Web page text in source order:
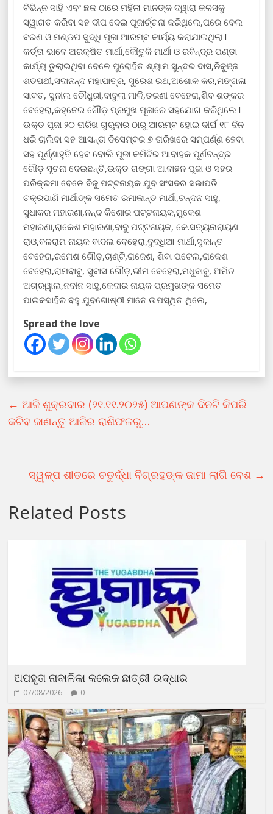
ବିଭିନ୍ନ ସାହି ଏବଂ ଛକ ଠାରେ ମହିଳା ମାନଙ୍କ ଦ୍ୱାରା କଳସକୁ
ସ୍ୱାଗତ କରିବା ସହ ଦୀପ ଦେଇ ପୂଜାର୍ଚ୍ଚନା କରିଥିଲେ,ପରେ ବେଲ
ବରଣ ଓ ମଣ୍ଡପ ସୁଦ୍ଧି ପୂଜା ଆରମ୍ବ କାର୍ଯ୍ୟ କରାଯାଇଥିଲା l
କର୍ତ୍ତା ଭାବେ ଅରକ୍ଷିତ ମାର୍ଥା,କୌତୁକି ମାର୍ଥା ଓ ରବିନ୍ଦ୍ର ପଣ୍ଡା
କାର୍ଯ୍ୟ ତୁଲାଇଥିବା ବେଳେ ପୁରୋହିତ ଶ୍ୟାମ ସୁନ୍ଦର ଦାସ,ନିକୁଞ୍ଜ
ଶତପଥୀ,ସଦାନନ୍ଦ ମହାପାତ୍ର, ସୁରେଶ ରଥ,ଅଶୋକ କର,ମଙ୍ଗଳା
ସାବତ, ସୁନୀଲ ଚୌଧୁରୀ,ବାବୁଲା ମାଳି,ତରଣୀ ବେହେରା,ଶିବ ଶଙ୍କର
ବେହେରା,କହ୍ନେଇ ଗୌଡ଼ ପ୍ରମୁଖ ପୂଜାରେ ସହଯୋଗ କରିଥିଲେ l
ଉକ୍ତ ପୂଜା ୨୦ ତାରିଖ ଗୁରୁବାର ଠାରୁ ଆରମ୍ବ ହୋଇ ଦୀର୍ଘ ୧୮ ଦିନ
ଧରି ଚାଲିବା ସହ ଆସନ୍ତା ଡିସେମ୍ବର ୭ ତାରିଖରେ ସମ୍ପର୍ଣ୍ଣ ହେବା
ସହ ପୂର୍ଣ୍ଣାହୁତି ହେବ ବୋଲି ପୂଜା କମିଟିର ଆବାହକ ପୂର୍ଣଚନ୍ଦ୍ର
ଗୌଡ଼ ସୂଚନା ଦେଇଛନ୍ତି,ଉକ୍ତ ଗଙ୍ଗା ଆବାହନ ପୂଜା ଓ ସହର
ପରିକ୍ରମା ବେଳେ ବିଜୁ ପଟ୍ଟନାୟକ ଯୁବ ସଂସଦର ସଭାପତି
ଚକ୍ରପାଣି ମାର୍ଥାଙ୍କ ସମେତ ରମାକାନ୍ତ ମାର୍ଥା,ଚନ୍ଦନ ସାହୁ,
ସୁଧାକର ମହାରଣା,ନନ୍ଦ କିଶୋର ପଟ୍ଟନାୟକ,ମୁକେଶ
ମହାରଣା,ରାକେଶ ମହାରଣା,ବାବୁ ପଟ୍ଟନାୟକ, କେ.ସତ୍ୟନାରାୟଣ
ରାଓ,ବଳରାମ ନାୟକ ବାଦଲ ବେହେରା,ବୁଦ୍ଧିଆ ମାର୍ଥା,ସୁକାନ୍ତ
ବେହେରା,ରମେଶ ଗୌଡ଼,ଚାଣ୍ଟି,ରାଜେଶ, ଶିବା ପଟେଲ,ରାକେଶ
ବେହେରା,ରାମବାବୁ, ସୁବାସ ଗୌଡ଼,ଭୀମ ବେହେରା,ମଧୁବାବୁ, ଅମିତ
ଅଗ୍ରୱାଲ,ନବୀନ ସାହୁ,କେଦାର ନାୟକ ପ୍ରମୁଖଙ୍କ ସମେତ
ପାଇକସାହିର ବହୁ ଯୁବଗୋଷ୍ଠୀ ମାନେ ଉପସ୍ଥିତ ଥିଲେ,
Spread the love
← ଆଜି ଶୁକ୍ରବାର (୨୧.୧୧.୨୦୨୫) ଆପଣଙ୍କ ଦିନଟି କିପରି
କଟିବ ଜାଣନ୍ତୁ ଆଜିର ରାଶିଫଳରୁ…
ସ୍ୱଳ୍ପ ଶୀତରେ ଚତୁର୍ଦ୍ଧା ବିଗ୍ରହଙ୍କ ଜାମା ଲାଗି ବେଶ →
Related Posts
ଅପହୃତା ନାବାଳିକା କଲେଜ ଛାତ୍ରୀ ଉଦ୍ଧାର
07/08/2026 0